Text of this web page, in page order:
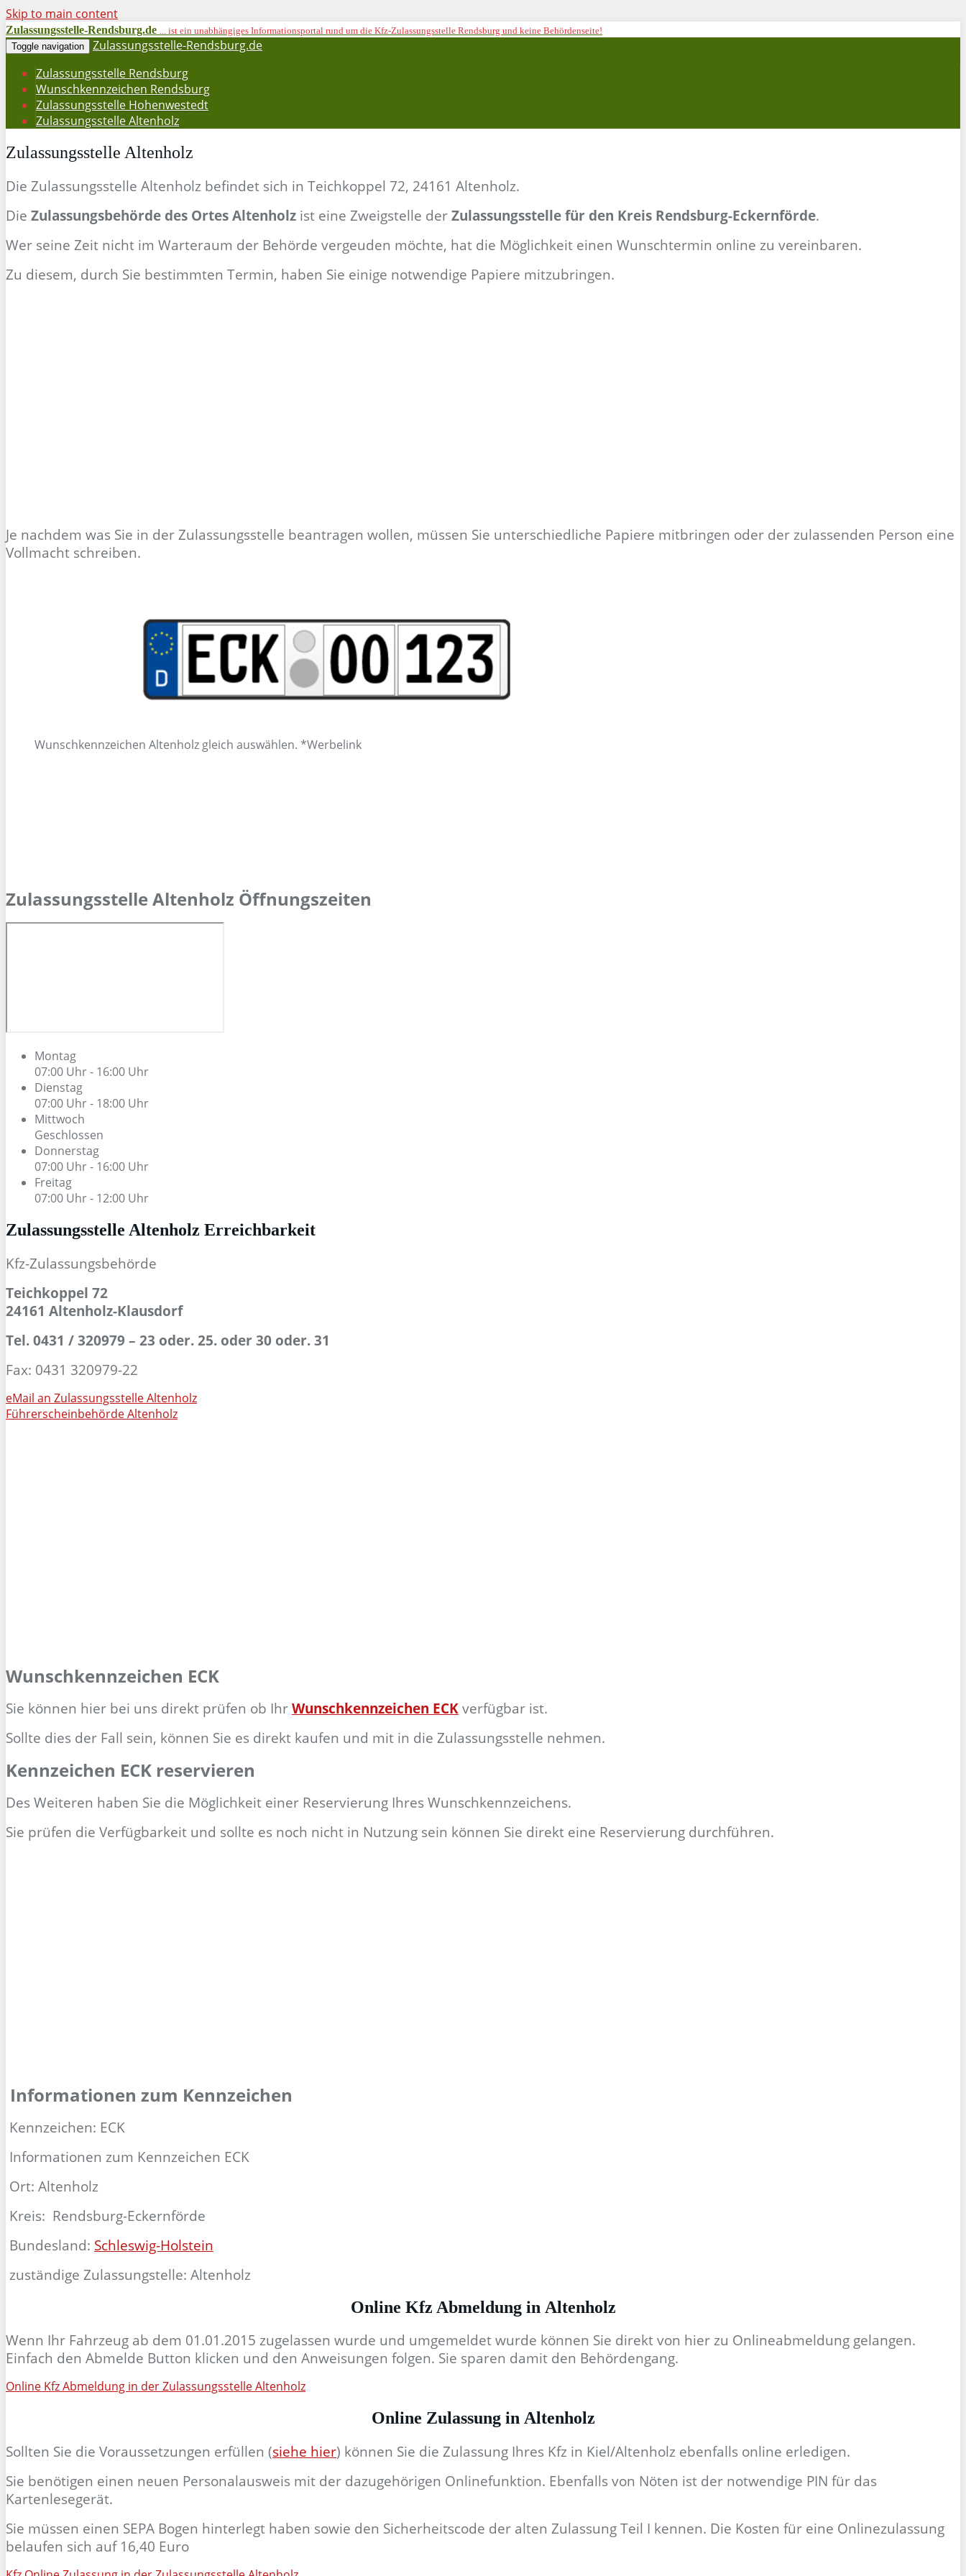
Skip to main content
Zulassungsstelle-Rendsburg.de ... ist ein unabhängiges Informationsportal rund um die Kfz-Zulassungsstelle Rendsburg und keine Behördenseite!
Toggle navigation
Zulassungsstelle-Rendsburg.de
Zulassungsstelle Rendsburg
Wunschkennzeichen Rendsburg
Zulassungsstelle Hohenwestedt
Zulassungsstelle Altenholz
Zulassungsstelle Altenholz
Die Zulassungsstelle Altenholz befindet sich in Teichkoppel 72, 24161 Altenholz.
Die Zulassungsbehörde des Ortes Altenholz ist eine Zweigstelle der Zulassungsstelle für den Kreis Rendsburg-Eckernförde.
Wer seine Zeit nicht im Warteraum der Behörde vergeuden möchte, hat die Möglichkeit einen Wunschtermin online zu vereinbaren.
Zu diesem, durch Sie bestimmten Termin, haben Sie einige notwendige Papiere mitzubringen.
Je nachdem was Sie in der Zulassungsstelle beantragen wollen, müssen Sie unterschiedliche Papiere mitbringen oder der zulassenden Person eine
Vollmacht schreiben.
Wunschkennzeichen Altenholz gleich auswählen. *Werbelink
Zulassungsstelle Altenholz Öffnungszeiten
Montag
07:00 Uhr - 16:00 Uhr
Dienstag
07:00 Uhr - 18:00 Uhr
Mittwoch
Geschlossen
Donnerstag
07:00 Uhr - 16:00 Uhr
Freitag
07:00 Uhr - 12:00 Uhr
Zulassungsstelle Altenholz Erreichbarkeit
Kfz-Zulassungsbehörde
Teichkoppel 72
24161 Altenholz-Klausdorf
Tel. 0431 / 320979 – 23 oder. 25. oder 30 oder. 31
Fax: 0431 320979-22
eMail an Zulassungsstelle Altenholz
Führerscheinbehörde Altenholz
Wunschkennzeichen ECK
Sie können hier bei uns direkt prüfen ob Ihr Wunschkennzeichen ECK verfügbar ist.
Sollte dies der Fall sein, können Sie es direkt kaufen und mit in die Zulassungsstelle nehmen.
Kennzeichen ECK reservieren
Des Weiteren haben Sie die Möglichkeit einer Reservierung Ihres Wunschkennzeichens.
Sie prüfen die Verfügbarkeit und sollte es noch nicht in Nutzung sein können Sie direkt eine Reservierung durchführen.
Informationen zum Kennzeichen
Kennzeichen: ECK
Informationen zum Kennzeichen ECK
Ort: Altenholz
Kreis: Rendsburg-Eckernförde
Bundesland: Schleswig-Holstein
zuständige Zulassungstelle: Altenholz
Online Kfz Abmeldung in Altenholz
Wenn Ihr Fahrzeug ab dem 01.01.2015 zugelassen wurde und umgemeldet wurde können Sie direkt von hier zu Onlineabmeldung gelangen.
Einfach den Abmelde Button klicken und den Anweisungen folgen. Sie sparen damit den Behördengang.
Online Kfz Abmeldung in der Zulassungsstelle Altenholz
Online Zulassung in Altenholz
Sollten Sie die Voraussetzungen erfüllen (siehe hier) können Sie die Zulassung Ihres Kfz in Kiel/Altenholz ebenfalls online erledigen.
Sie benötigen einen neuen Personalausweis mit der dazugehörigen Onlinefunktion. Ebenfalls von Nöten ist der notwendige PIN für das
Kartenlesegerät.
Sie müssen einen SEPA Bogen hinterlegt haben sowie den Sicherheitscode der alten Zulassung Teil I kennen. Die Kosten für eine Onlinezulassung
belaufen sich auf 16,40 Euro